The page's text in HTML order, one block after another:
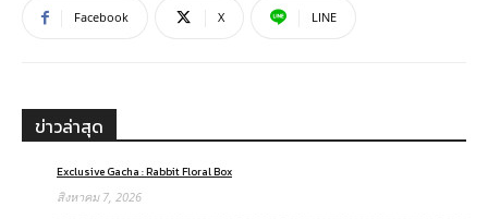
Facebook X LINE
ข่าวล่าสุด
Exclusive Gacha : Rabbit Floral Box
สิงหาคม 7, 2026